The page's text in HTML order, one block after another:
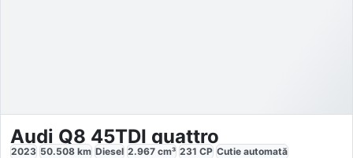
Audi Q8 45TDI quattro
2023 50.508 km Diesel 2.967 cm³ 231 CP Cutie automată